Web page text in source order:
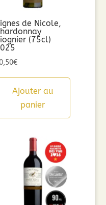
de Nicole,
(75cl)
€
Ajouter au
panier